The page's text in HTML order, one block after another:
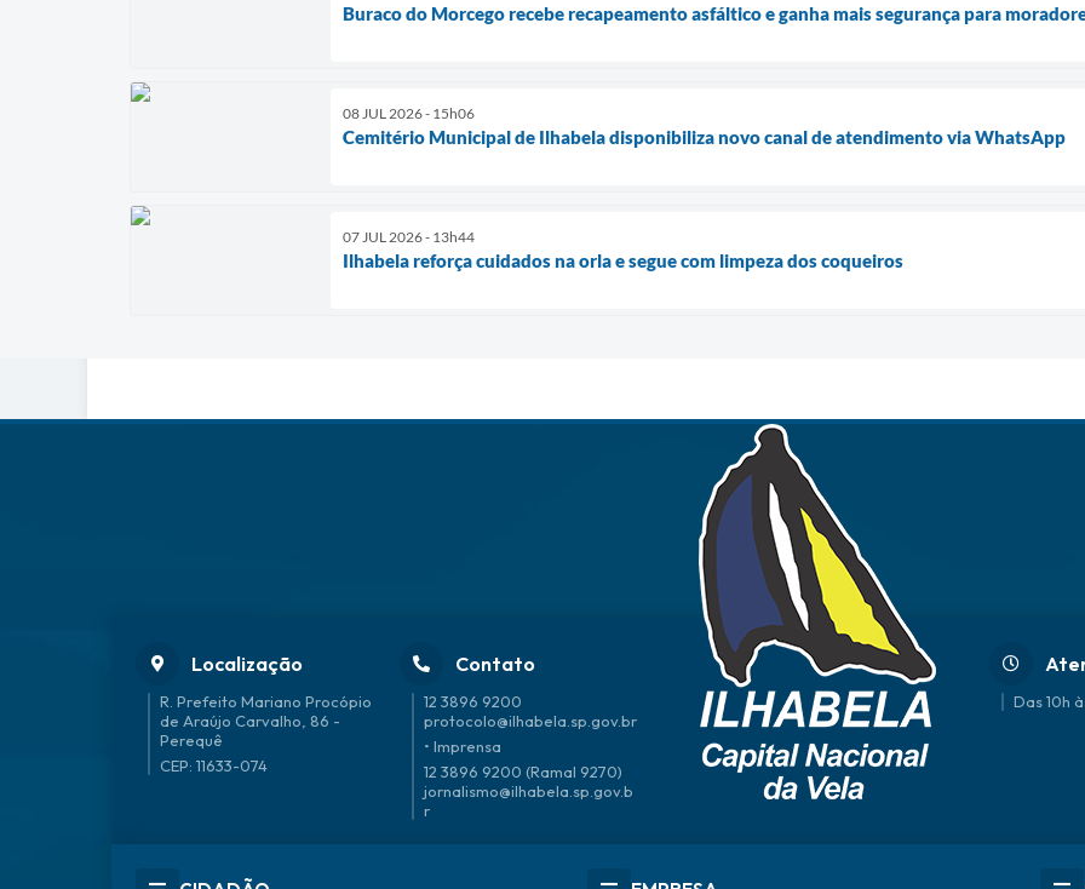
Buraco do Morcego recebe recapeamento asfáltico e ganha mais segurança para
08 JUL 2026 - 15h06
Cemitério Municipal de Ilhabela disponibiliza novo canal de atendimento via WhatsApp
07 JUL 2026 - 13h44
Ilhabela reforça cuidados na orla e segue com limpeza dos coqueiros
Localização
R. Prefeito Mariano Procópio
de Araújo Carvalho, 86 -
Perequê
CEP: 11633-074
Contato
12 3896 9200
protocolo@ilhabela.sp.gov.br
• Imprensa
12 3896 9200 (Ramal 9270)
jornalismo@ilhabela.sp.gov.b
r
Das 10h